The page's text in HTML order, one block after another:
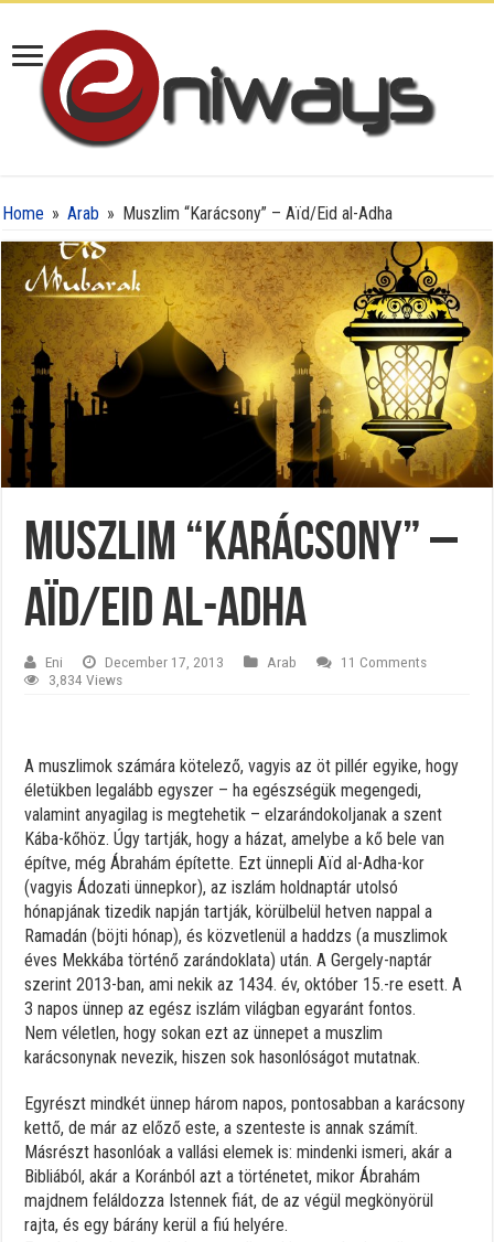
Home » Arab » Muszlim “Karácsony” – Aïd/Eid al-Adha
Muszlim “Karácsony” –
Aïd/Eid al-Adha
Eni December 17, 2013 Arab
11 Comments
3,834 Views
A muszlimok számára kötelező, vagyis az öt pillér egyike, hogy
életükben legalább egyszer – ha egészségük megengedi,
valamint anyagilag is megtehetik – elzarándokoljanak a szent
Kába-kőhöz. Úgy tartják, hogy a házat, amelybe a kő bele van
építve, még Ábrahám építette. Ezt ünnepli Aïd al-Adha-kor
(vagyis Ádozati ünnepkor), az iszlám holdnaptár utolsó
hónapjának tizedik napján tartják, körülbelül hetven nappal a
Ramadán (böjti hónap), és közvetlenül a haddzs (a muszlimok
éves Mekkába történő zarándoklata) után. A Gergely-naptár
szerint 2013-ban, ami nekik az 1434. év, október 15.-re esett. A
3 napos ünnep az egész iszlám világban egyaránt fontos.
Nem véletlen, hogy sokan ezt az ünnepet a muszlim
karácsonynak nevezik, hiszen sok hasonlóságot mutatnak.
Egyrészt mindkét ünnep három napos, pontosabban a karácsony
kettő, de már az előző este, a szenteste is annak számít.
Másrészt hasonlóak a vallási elemek is: mindenki ismeri, akár a
Bibliából, akár a Koránból azt a történetet, mikor Ábrahám
majdnem feláldozza Istennek fiát, de az végül megkönyörül
rajta, és egy bárány kerül a fiú helyére.